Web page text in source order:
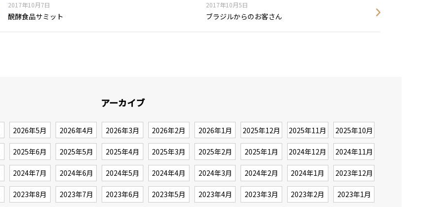
2017年10月7日
醗酵食品サミット
2017年10月5日
ブラジルからのお客さん
アーカイブ
2026年5月 2026年4月 2026年3月 2026年2月 2026年1月 2025年12月 2025年11月 2025年10月
2025年6月 2025年5月 2025年4月 2025年3月 2025年2月 2025年1月 2024年12月 2024年11月
2024年7月 2024年6月 2024年5月 2024年4月 2024年3月 2024年2月 2024年1月 2023年12月
2023年8月 2023年7月 2023年6月 2023年5月 2023年4月 2023年3月 2023年2月 2023年1月